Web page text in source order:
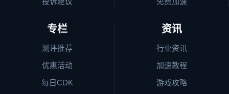
专栏
测评推荐
优惠活动
每日CDK
资讯
行业资讯
加速教程
游戏攻略